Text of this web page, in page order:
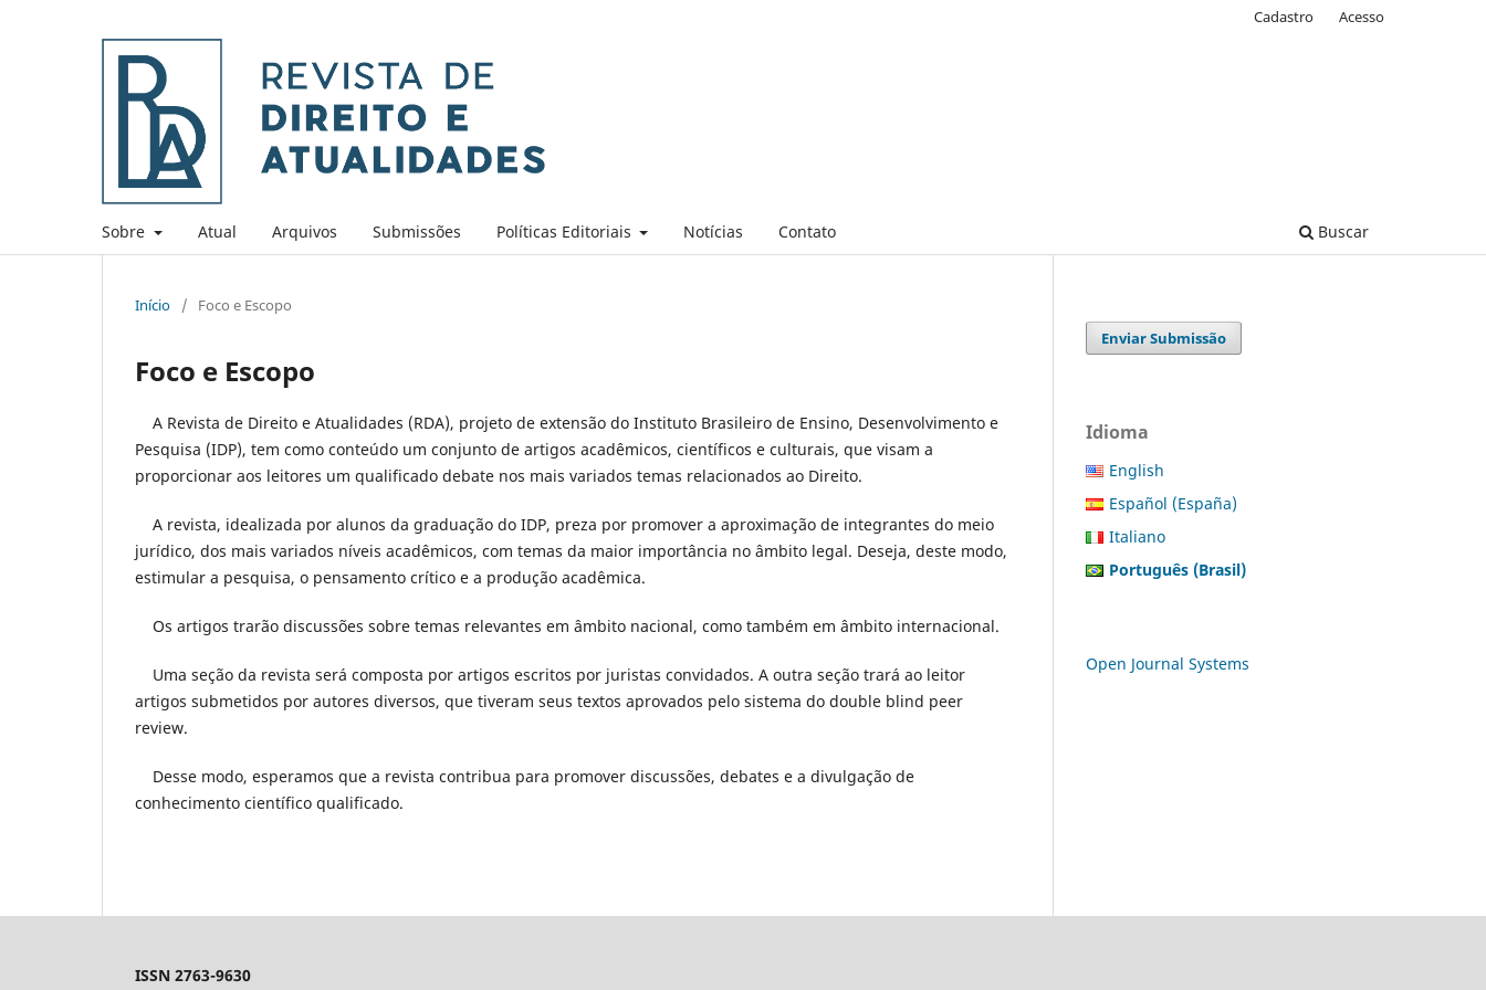
Sobre Atual Arquivos Submissões Políticas Editoriais Notícias Contato Buscar
Cadastro Acesso
Início / Foco e Escopo
Foco e Escopo
A Revista de Direito e Atualidades (RDA), projeto de extensão do Instituto Brasileiro de Ensino, Desenvolvimento e
Pesquisa (IDP), tem como conteúdo um conjunto de artigos acadêmicos, científicos e culturais, que visam a
proporcionar aos leitores um qualificado debate nos mais variados temas relacionados ao Direito.
A revista, idealizada por alunos da graduação do IDP, preza por promover a aproximação de integrantes do meio
jurídico, dos mais variados níveis acadêmicos, com temas da maior importância no âmbito legal. Deseja, deste modo,
estimular a pesquisa, o pensamento crítico e a produção acadêmica.
Os artigos trarão discussões sobre temas relevantes em âmbito nacional, como também em âmbito internacional.
Uma seção da revista será composta por artigos escritos por juristas convidados. A outra seção trará ao leitor
artigos submetidos por autores diversos, que tiveram seus textos aprovados pelo sistema do double blind peer
review.
Desse modo, esperamos que a revista contribua para promover discussões, debates e a divulgação de
conhecimento científico qualificado.
Enviar Submissão
Idioma
English
Español (España)
Italiano
Português (Brasil)
Open Journal Systems
ISSN 2763-9630